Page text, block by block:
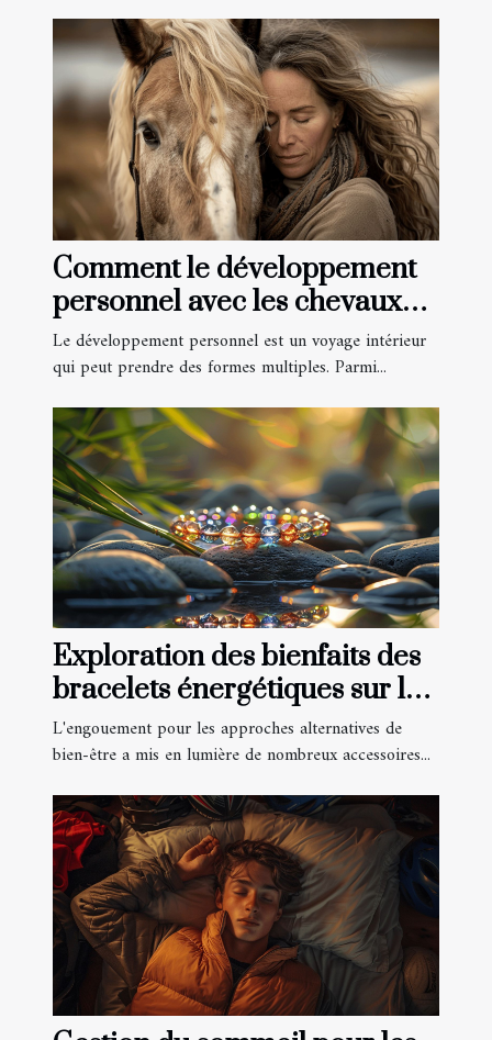
Comment le développement
personnel avec les chevaux
favorise l'harmonie féminine
Le développement personnel est un voyage intérieur
qui peut prendre des formes multiples. Parmi...
Exploration des bienfaits des
bracelets énergétiques sur le
bien-être
L'engouement pour les approches alternatives de
bien-être a mis en lumière de nombreux accessoires...